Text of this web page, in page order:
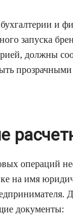
и
запуска
должны
операций
на имя
документы: